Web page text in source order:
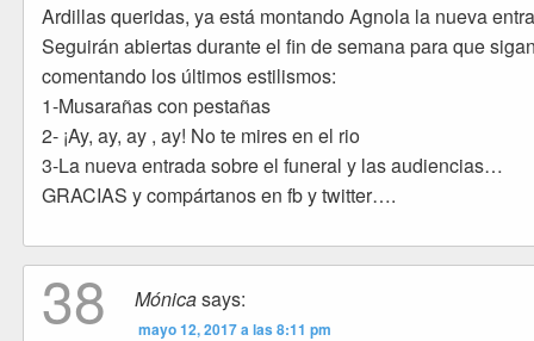
Ardillas queridas, ya está montando Agnola la nueva
Seguirán abiertas durante el fin de semana para que
comentando los últimos estilismos:
1-Musarañas con pestañas
2- ¡Ay, ay, ay , ay! No te mires en el rio
3-La nueva entrada sobre el funeral y las audiencias…
GRACIAS y compártanos en fb y twitter….
38 Mónicasays:
mayo 12, 2017 a las 8:11 pm